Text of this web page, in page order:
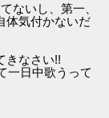
ないし、第一、
気付かないだ
きなさい!!
日中歌うって